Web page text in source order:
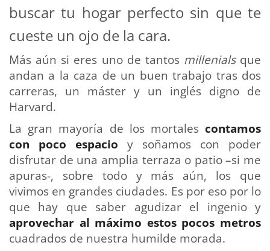
buscar tu hogar perfecto sin que te
cueste un ojo de la cara.
Más aún si eres uno de tantos millenialsque
andan a la caza de un buen trabajo tras dos
carreras, un máster y un inglés digno de
Harvard.
La gran mayoría de los mortales contamos
con poco espacio y soñamos con poder
disfrutar de una amplia terraza o patio –si me
apuras-, sobre todo y más aún, los que
vivimos en grandes ciudades. Es por eso por lo
que hay que saber agudizar el ingenio y
aprovechar al máximo estos pocos metros
cuadrados de nuestra humilde morada.